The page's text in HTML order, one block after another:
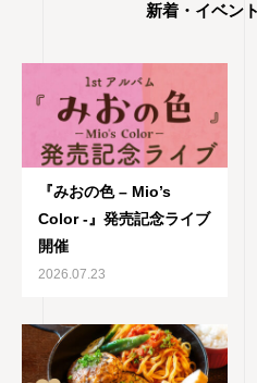
新着・イベン
『みおの色 – Mio’s
Color -』発売記念ライブ
開催
2026.07.23